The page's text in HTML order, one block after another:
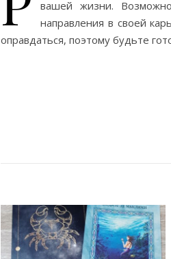
вашей жизни.
направления в своей
оправдаться, поэтому будьте